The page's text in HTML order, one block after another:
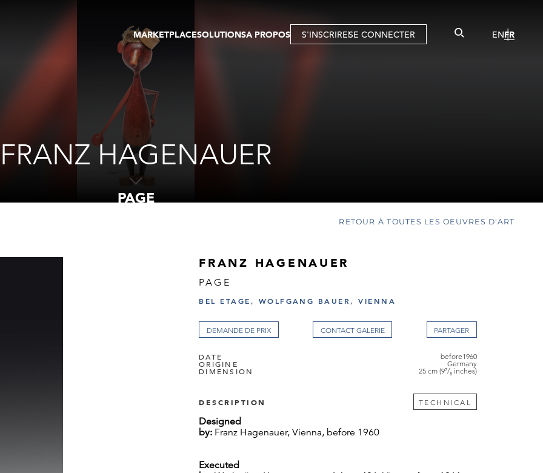
MARKETPLACE
OEUVRES D'ART
GALERIES
TOURS VIRTUELS
PUBLICATIONS
EVENTS
SOLUTIONSA PROPOS S'INSCRIRESE CONNECTER ENFR
FRANZ HAGENAUER
PAGE
RETOUR À TOUTES LES OEUVRES D'ART
FRANZ HAGENAUER
PAGE
BEL ETAGE, WOLFGANG BAUER, VIENNA
DEMANDE DE PRIX CONTACT GALERIE
DATE before1960
ORIGINE Germany
DIMENSION 25 cm (9⁷/₈ inches)
DESCRIPTION TECHNICAL
Designed
by: Franz Hagenauer, Vienna, before 1960
Executed